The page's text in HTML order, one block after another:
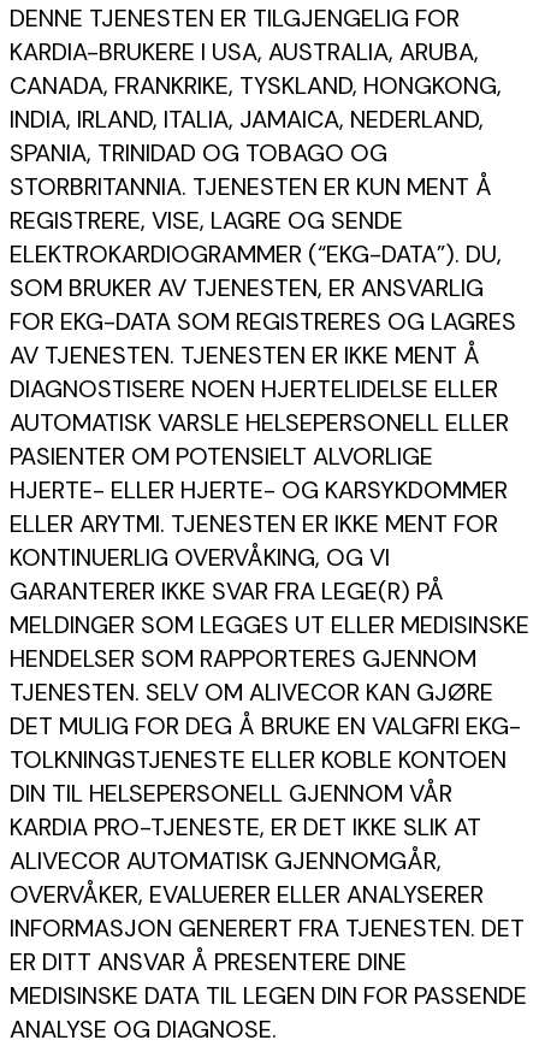
DENNE TJENESTEN ER TILGJENGELIG FOR
KARDIA-BRUKERE I USA, AUSTRALIA, ARUBA,
CANADA, FRANKRIKE, TYSKLAND, HONGKONG,
INDIA, IRLAND, ITALIA, JAMAICA, NEDERLAND,
SPANIA, TRINIDAD OG TOBAGO OG
STORBRITANNIA. TJENESTEN ER KUN MENT Å
REGISTRERE, VISE, LAGRE OG SENDE
ELEKTROKARDIOGRAMMER (“EKG-DATA”). DU,
SOM BRUKER AV TJENESTEN, ER ANSVARLIG
FOR EKG-DATA SOM REGISTRERES OG LAGRES
AV TJENESTEN. TJENESTEN ER IKKE MENT Å
DIAGNOSTISERE NOEN HJERTELIDELSE ELLER
AUTOMATISK VARSLE HELSEPERSONELL ELLER
PASIENTER OM POTENSIELT ALVORLIGE
HJERTE- ELLER HJERTE- OG KARSYKDOMMER
ELLER ARYTMI. TJENESTEN ER IKKE MENT FOR
KONTINUERLIG OVERVÅKING, OG VI
GARANTERER IKKE SVAR FRA LEGE(R) PÅ
MELDINGER SOM LEGGES UT ELLER MEDISINSKE
HENDELSER SOM RAPPORTERES GJENNOM
TJENESTEN. SELV OM ALIVECOR KAN GJØRE
DET MULIG FOR DEG Å BRUKE EN VALGFRI EKG-
TOLKNINGSTJENESTE ELLER KOBLE KONTOEN
DIN TIL HELSEPERSONELL GJENNOM VÅR
KARDIA PRO-TJENESTE, ER DET IKKE SLIK AT
ALIVECOR AUTOMATISK GJENNOMGÅR,
OVERVÅKER, EVALUERER ELLER ANALYSERER
INFORMASJON GENERERT FRA TJENESTEN. DET
ER DITT ANSVAR Å PRESENTERE DINE
MEDISINSKE DATA TIL LEGEN DIN FOR PASSENDE
ANALYSE OG DIAGNOSE.